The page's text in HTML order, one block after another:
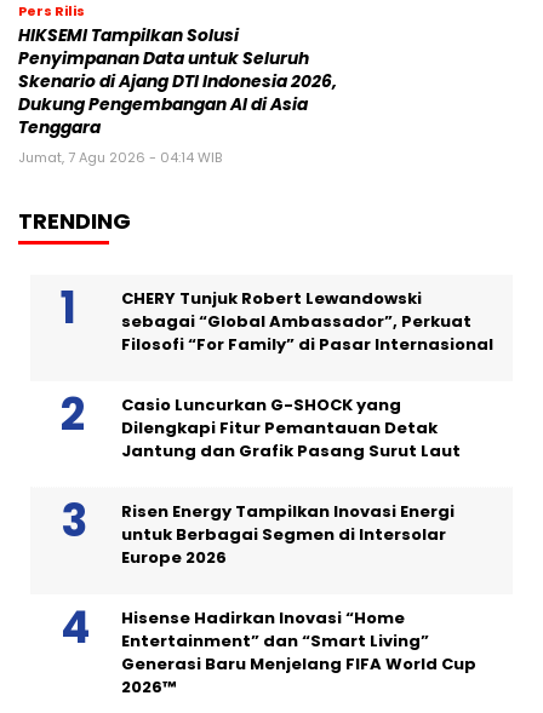
Pers Rilis
HIKSEMI Tampilkan Solusi
Penyimpanan Data untuk Seluruh
Skenario di Ajang DTI Indonesia 2026,
Dukung Pengembangan AI di Asia
Tenggara
Jumat, 7 Agu 2026 - 04:14 WIB
TRENDING
CHERY Tunjuk Robert Lewandowski
sebagai “Global Ambassador”, Perkuat
Filosofi “For Family” di Pasar Internasional
Casio Luncurkan G-SHOCK yang
Dilengkapi Fitur Pemantauan Detak
Jantung dan Grafik Pasang Surut Laut
Risen Energy Tampilkan Inovasi Energi
untuk Berbagai Segmen di Intersolar
Europe 2026
Hisense Hadirkan Inovasi “Home
Entertainment” dan “Smart Living”
Generasi Baru Menjelang FIFA World Cup
2026™